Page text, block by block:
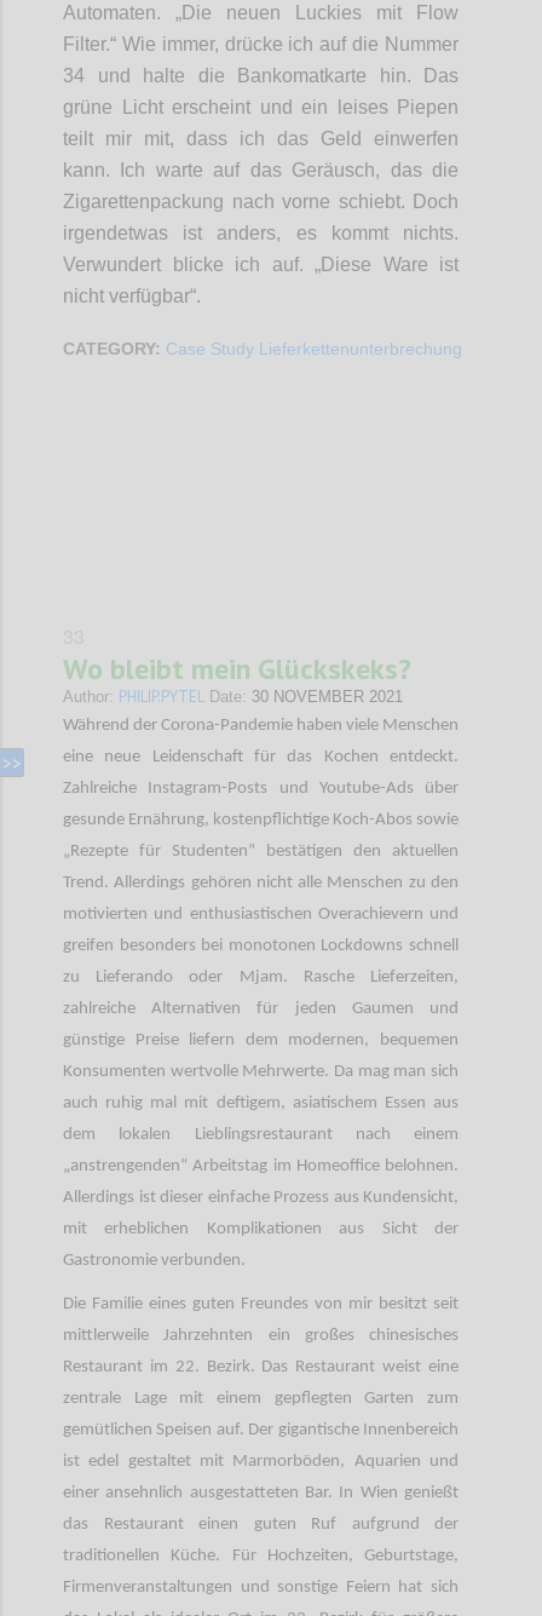
Automaten. „Die neuen Luckies mit Flow
Filter.“ Wie immer, drücke ich auf die Nummer
34 und halte die Bankomatkarte hin. Das
grüne Licht erscheint und ein leises Piepen
teilt mir mit, dass ich das Geld einwerfen
kann. Ich warte auf das Geräusch, das die
Zigarettenpackung nach vorne schiebt. Doch
irgendetwas ist anders, es kommt nichts.
Verwundert blicke ich auf. „Diese Ware ist
nicht verfügbar“.
CATEGORY: Case Study Lieferkettenunterbrechung
Wo bleibt mein Glückskeks?
Author: PHILIP.PYTEL Date: 30 NOVEMBER 2021
Während der Corona-Pandemie haben viele Menschen
eine neue Leidenschaft für das Kochen entdeckt.
Zahlreiche Instagram-Posts und Youtube-Ads über
gesunde Ernährung, kostenpflichtige Koch-Abos sowie
„Rezepte für Studenten“ bestätigen den aktuellen
Trend. Allerdings gehören nicht alle Menschen zu den
motivierten und enthusiastischen Overachievern und
greifen besonders bei monotonen Lockdowns schnell
zu Lieferando oder Mjam. Rasche Lieferzeiten,
zahlreiche Alternativen für jeden Gaumen und
günstige Preise liefern dem modernen, bequemen
Konsumenten wertvolle Mehrwerte. Da mag man sich
auch ruhig mal mit deftigem, asiatischem Essen aus
dem lokalen Lieblingsrestaurant nach einem
„anstrengenden“ Arbeitstag im Homeoffice belohnen.
Allerdings ist dieser einfache Prozess aus Kundensicht,
mit erheblichen Komplikationen aus Sicht der
Gastronomie verbunden.
Die Familie eines guten Freundes von mir besitzt seit
mittlerweile Jahrzehnten ein großes chinesisches
Restaurant im 22. Bezirk. Das Restaurant weist eine
zentrale Lage mit einem gepflegten Garten zum
gemütlichen Speisen auf. Der gigantische Innenbereich
ist edel gestaltet mit Marmorböden, Aquarien und
einer ansehnlich ausgestatteten Bar. In Wien genießt
das Restaurant einen guten Ruf aufgrund der
traditionellen Küche. Für Hochzeiten, Geburtstage,
Firmenveranstaltungen und sonstige Feiern hat sich